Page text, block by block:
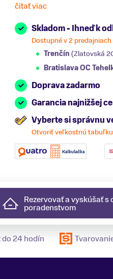
čitať viac
Skladom - Ihneď k
Dostupné v 2 predajniach
Trenčín (Zlatovská
Bratislava OC
Doprava zadarmo
Garancia najnižšej
Vyberte si správnu
Otvoriť veľkostnú tabuľku
Rezervovať a vyskúšať s
poradenstvom
do 24 hodín